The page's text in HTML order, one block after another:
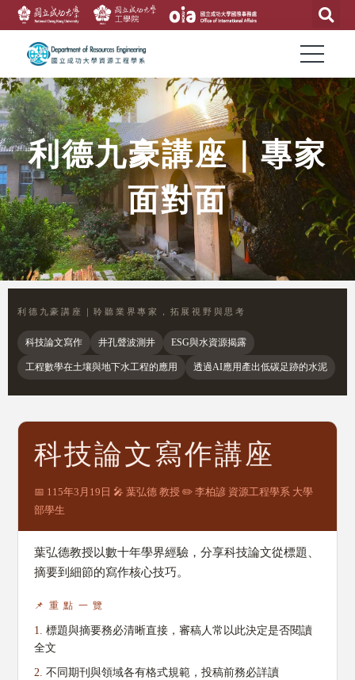
利德九豪講座｜專家
面對面
利德九豪講座｜聆聽業界專家，拓展視野與思考
科技論文寫作 井孔聲波測井 ESG與水資源揭露
工程數學在土壤與地下水工程的應用 透過AI應用產出低碳足跡的水泥
科技論文寫作講座
📅 115年3月19日 🎤 葉弘德 教授 ✏️ 李柏諺 資源工程學系 大學
部學生
葉弘德教授以數十年學界經驗，分享科技論文從標題、
摘要到細節的寫作核心技巧。
📌 重 點 一 覽
1. 標題與摘要務必清晰直接，審稿人常以此決定是否閱讀
全文
2. 不同期刊與領域各有格式規範，投稿前務必詳讀